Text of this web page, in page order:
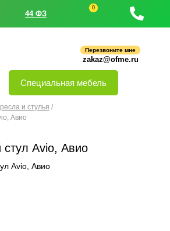
44 ФЗ
0
Перезвоните мне
zakaz@ofme.ru
Специальная мебель
и стулья /
Авио
стул Avio, Авио